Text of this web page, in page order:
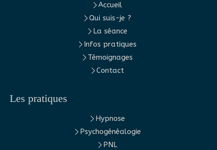
Accueil
Qui suis-je ?
La séance
Infos pratiques
Témoignages
Contact
Les pratiques
Hypnose
Psychogénéalogie
PNL